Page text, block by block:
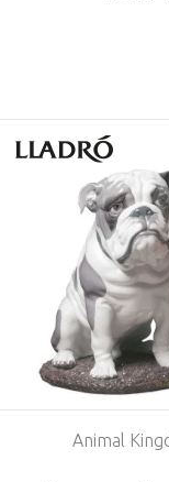
Animal